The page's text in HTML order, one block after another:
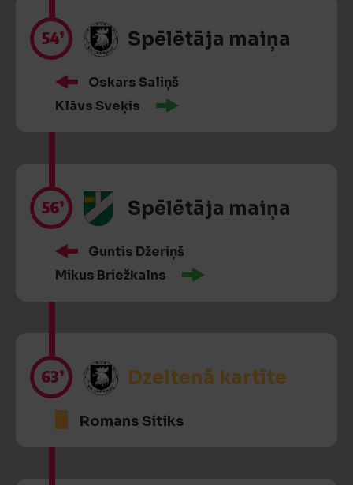
54’ Spēlētāja maiņa
Oskars Saliņš
Klāvs Sveķis
56’ Spēlētāja maiņa
Guntis Džeriņš
Mikus Briežkalns
63’ Dzeltenā kartīte
Romans Sitiks